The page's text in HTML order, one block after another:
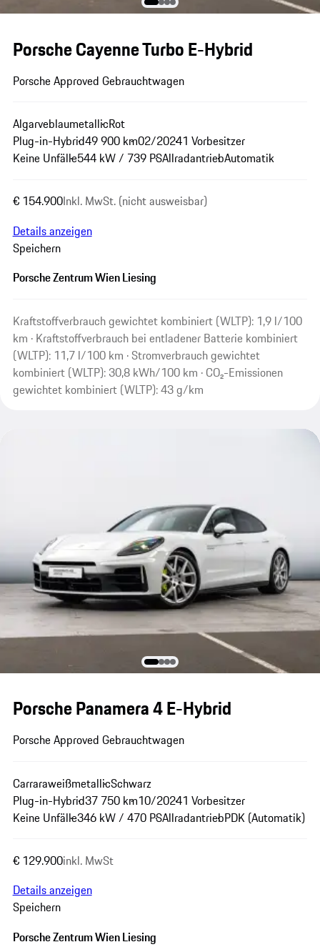
Porsche Cayenne Turbo E-Hybrid
Porsche Approved Gebrauchtwagen
AlgarveblaumetallicRot
Plug-in-Hybrid49 900 km02/20241 Vorbesitzer
Keine Unfälle544 kW / 739 PSAllradantriebAutomatik
€ 154.900Inkl. MwSt. (nicht ausweisbar)
Details anzeigen
Speichern
Porsche Zentrum Wien Liesing
Kraftstoffverbrauch gewichtet kombiniert (WLTP): 1,9 l/100
km · Kraftstoffverbrauch bei entladener Batterie kombiniert
(WLTP): 11,7 l/100 km · Stromverbrauch gewichtet
kombiniert (WLTP): 30,8 kWh/100 km · CO₂-Emissionen
gewichtet kombiniert (WLTP): 43 g/km
Porsche Panamera 4 E-Hybrid
Porsche Approved Gebrauchtwagen
CarraraweißmetallicSchwarz
Plug-in-Hybrid37 750 km10/20241 Vorbesitzer
Keine Unfälle346 kW / 470 PSAllradantriebPDK (Automatik)
€ 129.900inkl. MwSt
Details anzeigen
Speichern
Porsche Zentrum Wien Liesing